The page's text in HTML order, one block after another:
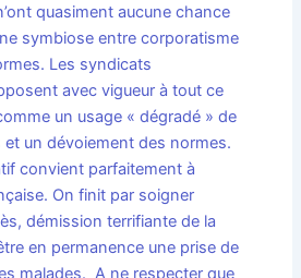
quasiment aucune chance
symbiose entre corporatisme
Les syndicats
avec vigueur à tout ce
un usage « dégradé » de
un dévoiement des normes.
convient parfaitement à
On finit par soigner
démission terrifiante de la
en permanence une prise de
malades. A ne respecter que